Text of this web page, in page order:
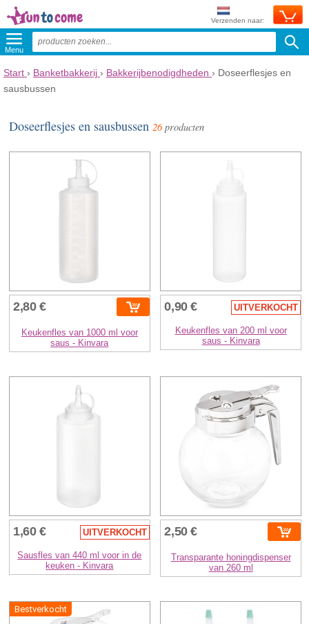
Verzenden naar:
Menu
Start › Banketbakkerij › Bakkerijbenodigdheden › Doseerflesjes en
sausbussen
Doseerflesjes en sausbussen26producten
2,80 €
Keukenfles van 1000 ml voor
saus - Kinvara
0,90 € UITVERKOCHT
Keukenfles van 200 ml voor
saus - Kinvara
1,60 € UITVERKOCHT
Sausfles van 440 ml voor in de
keuken - Kinvara
2,50 €
Transparante honingdispenser
van 260 ml
Bestverkocht